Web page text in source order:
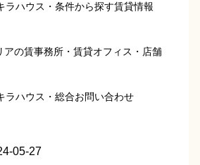
ラハウス・条件から探す賃貸情報
アの賃事務所・賃貸オフィス・店舗
ラハウス・総合お問い合わせ
05-27